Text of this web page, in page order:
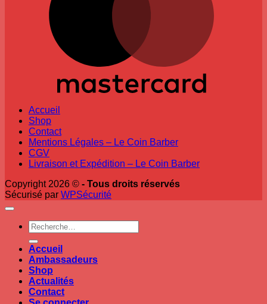
Accueil
Shop
Contact
Mentions Légales – Le Coin Barber
CGV
Livraison et Expédition – Le Coin Barber
Copyright 2026 © - Tous droits réservés
Sécurisé par WPSécurité
Recherche
pour :
Accueil
Ambassadeurs
Shop
Actualités
Contact